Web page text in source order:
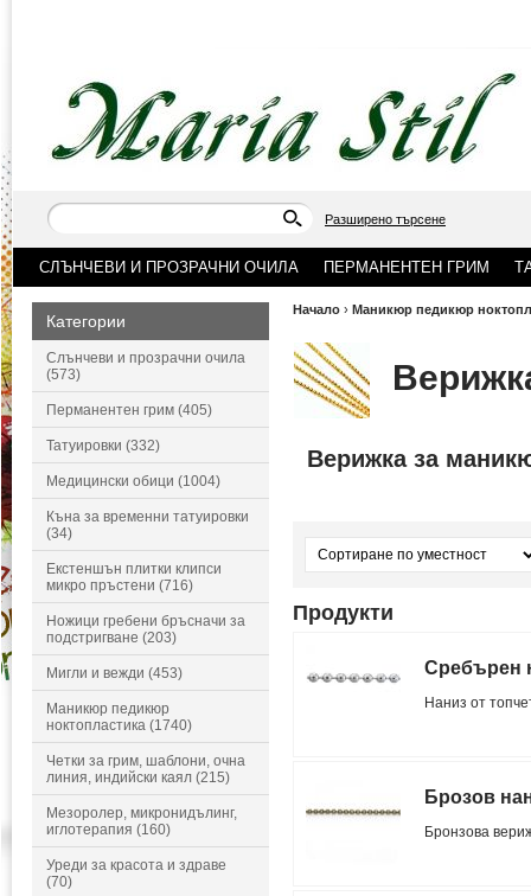
Разширено търсене
СЛЪНЧЕВИ И ПРОЗРАЧНИ ОЧИЛА ПЕРМАНЕНТЕН ГРИМ
Категории
Слънчеви и прозрачни очила
(573)
Перманентен грим (405)
Татуировки (332)
Медицински обици (1004)
Къна за временни татуировки
(34)
Екстеншън плитки клипси
микро пръстени (716)
Ножици гребени бръсначи за
подстригване (203)
Мигли и вежди (453)
Маникюр педикюр
ноктопластика (1740)
Четки за грим, шаблони, очна
линия, индийски каял (215)
Мезоролер, микронидълинг,
иглотерапия (160)
Уреди за красота и здраве
(70)
Начало › Маникюр педикюр
Верижка за
Продукти
Сребърен
Наниз от
Брозов
Бронзова